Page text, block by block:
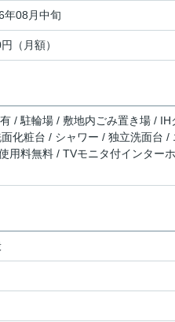
年08月中旬
（月額）
/ 駐輪場 / 敷地内ごみ置き場 / IH
化粧台 / シャワー / 独立洗面台 /
用料無料 / TVモニタ付インターホ